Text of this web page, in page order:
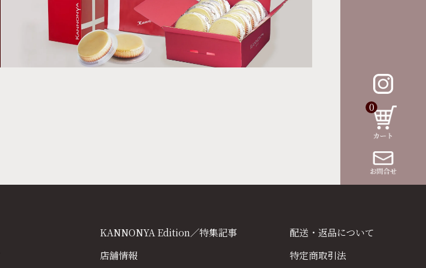
0
KANNONYA Edition／特集記事
店舗情報
配送・返品について
特定商取引法